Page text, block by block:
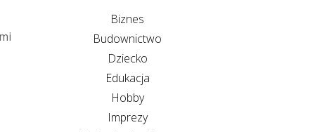
Biznes
Budownictwo
Dziecko
Edukacja
Hobby
Imprezy